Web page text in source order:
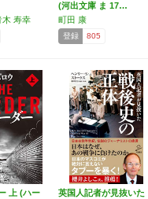
木 寿幸
(河出文庫 ま 17…
町田 康
登録 805
上 (ハー
英国人記者が見抜いた